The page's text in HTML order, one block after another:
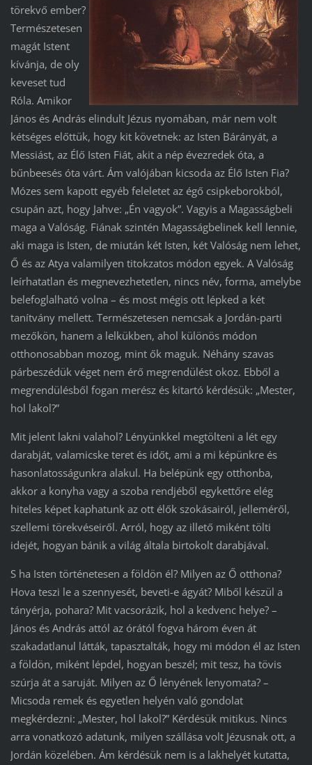
törekvő ember?
Természetesen
magát Istent
kívánja, de oly
keveset tud
Róla. Amikor
János és András elindult Jézus nyomában, már nem volt
kétséges előttük, hogy kit követnek: az Isten Bárányát, a
Messiást, az Élő Isten Fiát, akit a nép évezredek óta, a
bűnbeesés óta várt. Ám valójában kicsoda az Élő Isten Fia?
Mózes sem kapott egyéb feleletet az égő csipkeborokból,
csupán azt, hogy Jahve: „Én vagyok”. Vagyis a Magasságbeli
maga a Valóság. Fiának szintén Magasságbelinek kell lennie,
aki maga is Isten, de miután két Isten, két Valóság nem lehet,
Ő és az Atya valamilyen titokzatos módon egyek. A Valóság
leírhatatlan és megnevezhetetlen, nincs név, forma, amelybe
belefoglalható volna – és most mégis ott lépked a két
tanítvány mellett. Természetesen nemcsak a Jordán-parti
mezőkön, hanem a lelkükben, ahol különös módon
otthonosabban mozog, mint ők maguk. Néhány szavas
párbeszédük véget nem érő megrendülést okoz. Ebből a
megrendülésből fogan merész és kitartó kérdésük: „Mester,
hol lakol?”
Mit jelent lakni valahol? Lényünkkel megtölteni a lét egy
darabját, valamicske teret és időt, ami a mi képünkre és
hasonlatosságunkra alakul. Ha belépünk egy otthonba,
akkor a konyha vagy a szoba rendjéből egykettőre elég
hiteles képet kaphatunk az ott élők szokásairól, jelleméről,
szellemi törekvéseiről. Arról, hogy az illető miként tölti
idejét, hogyan bánik a világ általa birtokolt darabjával.
S ha Isten történetesen a földön él? Milyen az Ő otthona?
Hova teszi le a szennyesét, beveti-e ágyát? Miből készül a
tányérja, pohara? Mit vacsorázik, hol a kedvenc helye? –
János és András attól az órától fogva három éven át
szakadatlanul látták, tapasztalták, hogy mi módon él az Isten
a földön, miként lépdel, hogyan beszél; mit tesz, ha tövis
szúrja át a saruját. Milyen az Ő lényének lenyomata? –
Micsoda remek és egyetlen helyén való gondolat
megkérdezni: „Mester, hol lakol?” Kérdésük mitikus. Nincs
arra vonatkozó adatunk, milyen szállása volt Jézusnak ott, a
Jordán közelében. Ám kérdésük nem is a lakhelyét kutatta,